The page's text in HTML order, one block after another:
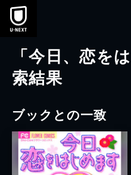
本文へスキップ
「今日、恋を
索結果
ブックとの一致